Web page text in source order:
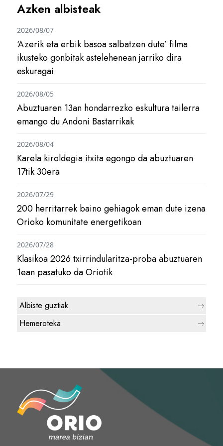
Azken albisteak
‘Azerik eta erbik basoa salbatzen dute’ filma
ikusteko gonbitak astelehenean jarriko dira
eskuragai
2026/08/07
Abuztuaren 13an hondarrezko eskultura tailerra
emango du Andoni Bastarrikak
2026/08/05
Karela kiroldegia itxita egongo da abuztuaren
17tik 30era
2026/08/04
200 herritarrek baino gehiagok eman dute izena
Orioko komunitate energetikoan
2026/07/29
Klasikoa 2026 txirrindularitza-proba abuztuaren
1ean pasatuko da Oriotik
2026/07/28
Albiste guztiak
Hemeroteka